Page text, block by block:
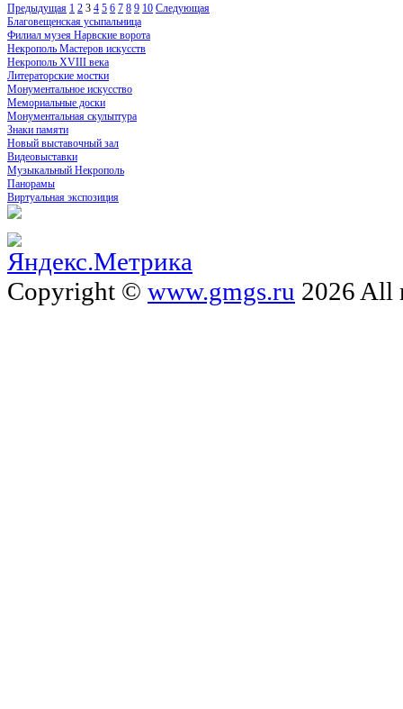
Предыдущая 1 2 3 4 5 6 7 8 9 10 Следующая
Благовещенская усыпальница
Филиал музея Нарвские ворота
Некрополь Мастеров искусств
Некрополь XVIII века
Литераторские мостки
Монументальное искусство
Мемориальные доски
Монументальная скульптура
Знаки памяти
Новый выставочный зал
Видеовыставки
Музыкальный Некрополь
Панорамы
Виртуальная экспозиция
Copyright © www.gmgs.ru 2026 All